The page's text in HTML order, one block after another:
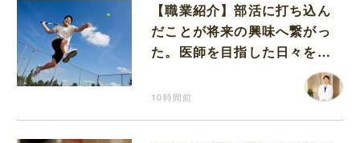
【職業紹介】部活に打ち込ん
だことが将来の興味へ繋がっ
た。医師を目指した日々を振
10時間前